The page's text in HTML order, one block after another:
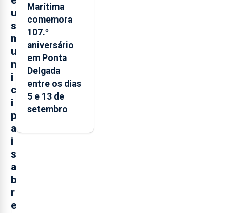
u
s
m
u
n
i
c
i
p
a
i
s
a
b
r
e
Marítima
comemora
107.º
aniversário
em Ponta
Delgada
entre os dias
5 e 13 de
setembro